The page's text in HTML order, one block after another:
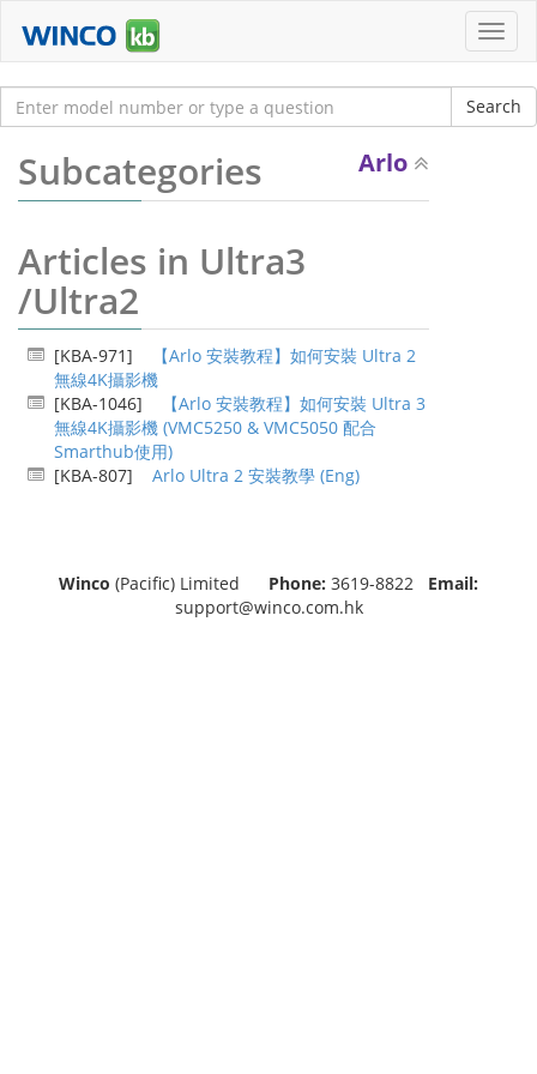
Subcategories Arlo
Articles in Ultra3
/Ultra2
[KBA-971]
【Arlo 安裝教程】如何安裝 Ultra 2
無線4K攝影機
[KBA-1046]
【Arlo 安裝教程】如何安裝 Ultra 3
無線4K攝影機 (VMC5250 & VMC5050 配合
Smarthub使用)
[KBA-807] Arlo Ultra 2 安裝教學 (Eng)
Winco (Pacific) Limited Phone: 3619-8822 Email:
support@winco.com.hk